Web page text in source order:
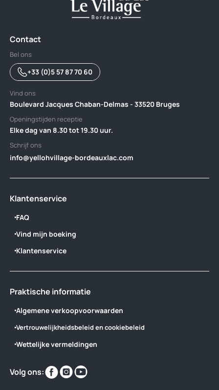
Contact
Bel ons
+33 (0)5 57 87 70 60
Vind ons
Boulevard Jacques Chaban-Delmas - 33520 Bruges
Openingstijden receptie
Elke dag van 8.30 tot 19.30 uur.
Schrijf ons
info@yellohvillage-bordeauxlac.com
Klantenservice
FAQ
Vind mijn boeking
Klantenservice
Praktische informatie
Algemene verkoopvoorwaarden
Vertrouwelijkheidsbeleid en cookiebeleid
Wettelijke vermeldingen
Volg ons:
Vind
ons
Vind
ons